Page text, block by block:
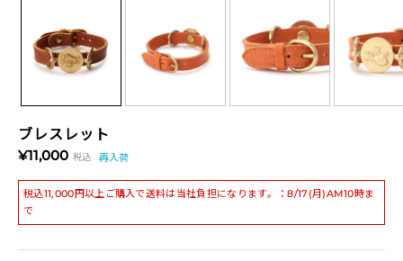
ブレスレット
¥11,000 税込 再入荷
税込11,000円以上ご購入で送料は当社負担になります。：8/17(月)AM10時ま
で